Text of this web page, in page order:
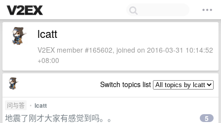
lcatt
V2EX member #165602, joined on 2016-03-31 10:14:52
+08:00
Switch topics list
问与答 • lcatt
地震了刚才大家有感觉到吗。。 5